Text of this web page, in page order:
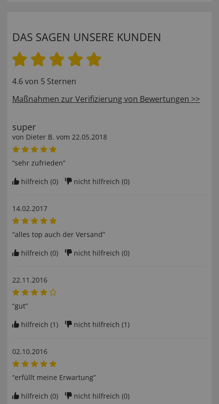
DAS SAGEN UNSERE KUNDEN
4.6 von 5 Sternen
Maßnahmen zur Verifizierung von Bewertungen >>
super
von Dieter B. vom 22.05.2018
“sehr zufrieden”
hilfreich (0) nicht hilfreich (0)
14.02.2017
“alles top auch der Versand”
hilfreich (0) nicht hilfreich (0)
22.11.2016
“gut”
hilfreich (1) nicht hilfreich (1)
02.10.2016
“erfüllt meine Erwartung”
hilfreich (0) nicht hilfreich (0)